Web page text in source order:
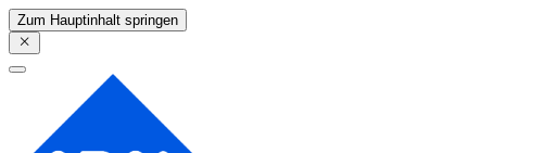
Zum Hauptinhalt springen